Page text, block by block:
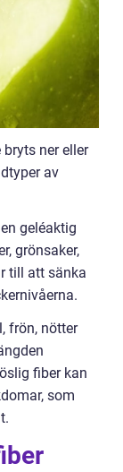
ner eller
av
geléaktig
grönsaker,
till att sänka
frön, nötter
fiber kan
som